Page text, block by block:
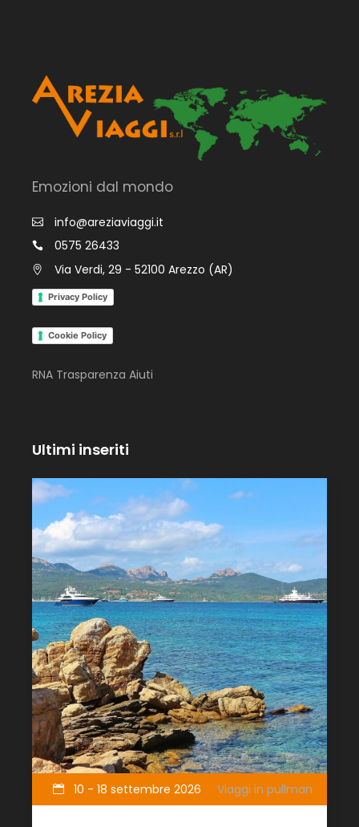
Emozioni dal mondo
info@areziaviaggi.it
0575 26433
Via Verdi, 29 - 52100 Arezzo (AR)
Privacy Policy
Cookie Policy
RNA Trasparenza Aiuti
Ultimi inseriti
10 - 18 settembre 2026 Viaggi in pullman